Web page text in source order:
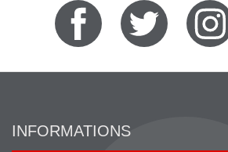
INFORMATIONS